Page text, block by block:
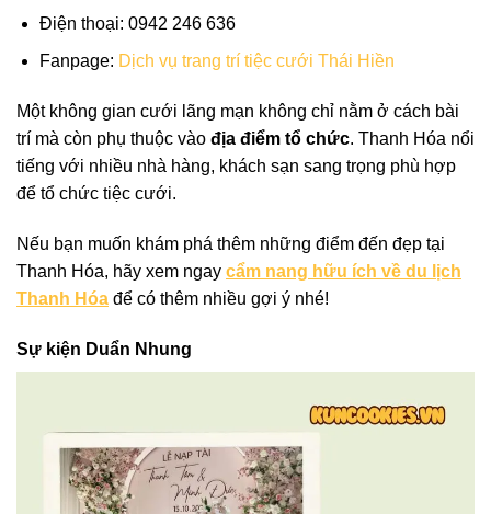
Điện thoại: 0942 246 636
Fanpage: Dịch vụ trang trí tiệc cưới Thái Hiền
Một không gian cưới lãng mạn không chỉ nằm ở cách bài
trí mà còn phụ thuộc vào địa điểm tổ chức. Thanh Hóa nổi
tiếng với nhiều nhà hàng, khách sạn sang trọng phù hợp
để tổ chức tiệc cưới.
Nếu bạn muốn khám phá thêm những điểm đến đẹp tại
Thanh Hóa, hãy xem ngay cẩm nang hữu ích về du lịch
Thanh Hóa để có thêm nhiều gợi ý nhé!
Sự kiện Duẩn Nhung